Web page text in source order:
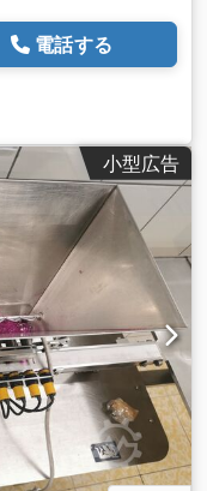
電話する
小型広告